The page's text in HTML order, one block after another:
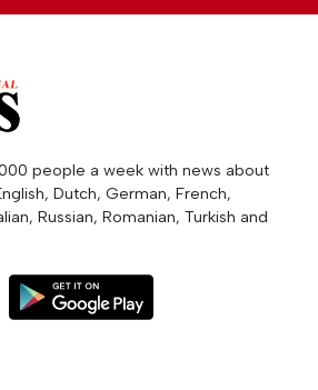
people a week with news about
Dutch, German, French,
Russian, Romanian, Turkish and